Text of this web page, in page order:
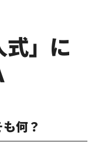
式」に
何？